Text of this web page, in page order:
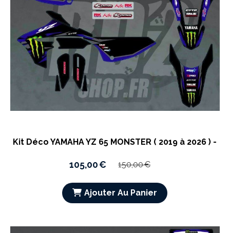
Kit Déco YAMAHA YZ 65 MONSTER ( 2019 à 2026 ) -
105,00€ 150,00€
Ajouter Au Panier